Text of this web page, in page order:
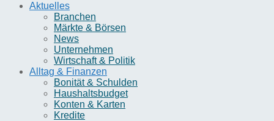
Aktuelles
Branchen
Märkte & Börsen
News
Unternehmen
Wirtschaft & Politik
Alltag & Finanzen
Bonität & Schulden
Haushaltsbudget
Konten & Karten
Kredite